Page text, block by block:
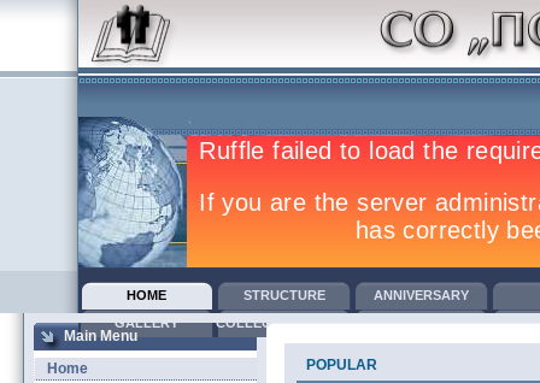
HOME STRUCTURE ANNIVERSARY
GALLERY
COLLECTIVE AGREEMENTSTRAINING
Main Menu
Home
POPULAR